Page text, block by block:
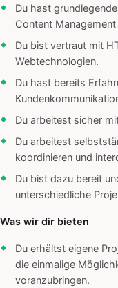
Du hast
Content
Du bist vertraut mit
Webtechnologien.
Du hast bereits
Du arbeitest sicher
Du arbeitest
koordinieren und
Du bist dazu bereit
unterschiedliche
Was wir dir bieten
Du erhältst eigene
die einmalige
voranzubringen.